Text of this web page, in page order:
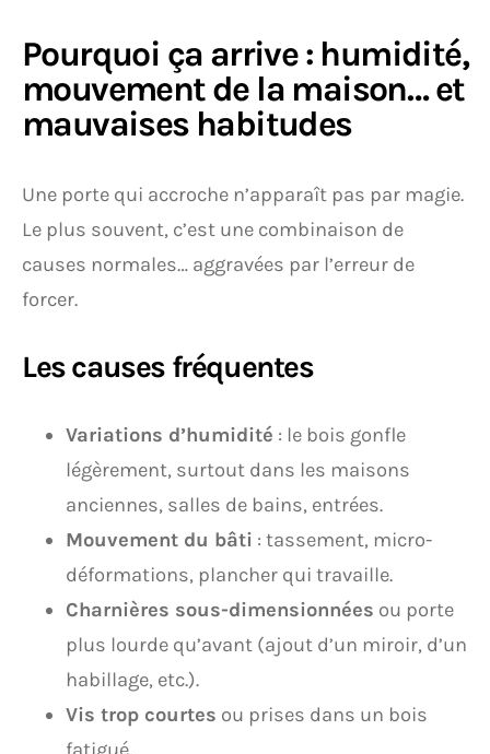
Pourquoi ça arrive : humidité,
mouvement de la maison… et
mauvaises habitudes
Une porte qui accroche n’apparaît pas par magie.
Le plus souvent, c’est une combinaison de
causes normales… aggravées par l’erreur de
forcer.
Les causes fréquentes
Variations d’humidité : le bois gonfle
légèrement, surtout dans les maisons
anciennes, salles de bains, entrées.
Mouvement du bâti : tassement, micro-
déformations, plancher qui travaille.
Charnières sous-dimensionnées ou porte
plus lourde qu’avant (ajout d’un miroir, d’un
habillage, etc.).
Vis trop courtes ou prises dans un bois